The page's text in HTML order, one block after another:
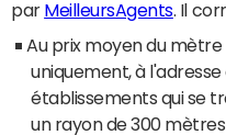
par MeilleursAgents. Il
Au prix moyen du
uniquement, à
établissements qui se
un rayon de 300